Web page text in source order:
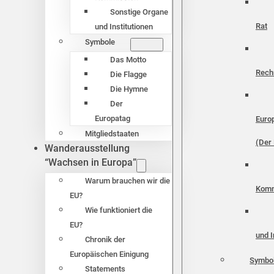
Sonstige Organe
und Institutionen
Symbole
Das Motto
Die Flagge
Die Hymne
Der
Europatag
Mitgliedstaaten
Wanderausstellung
“Wachsen in Europa”
Warum brauchen wir die
EU?
Wie funktioniert die
EU?
Chronik der
Europäischen Einigung
Statements
Rat
(Der
und